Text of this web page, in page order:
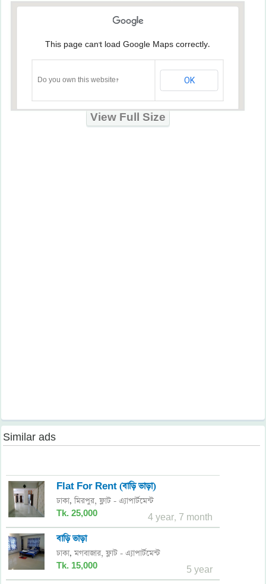
This page can't load Google Maps correctly.
Do you own this website? OK
View Full Size
Similar ads
Flat For Rent (বাড়ি ভাড়া)
ঢাকা,মিরপুর, ফ্লাট - এ্যাপার্টমেন্ট
Tk. 25,000 4 year, 7 month
বাড়ি ভাড়া
ঢাকা,মগবাজার, ফ্লাট - এ্যাপার্টমেন্ট
Tk. 15,000 5 year